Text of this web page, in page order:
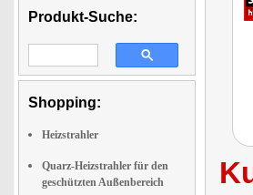
Produkt-Suche:
Shopping:
Heizstrahler
Quarz-Heizstrahler für den
geschützten Außenbereich